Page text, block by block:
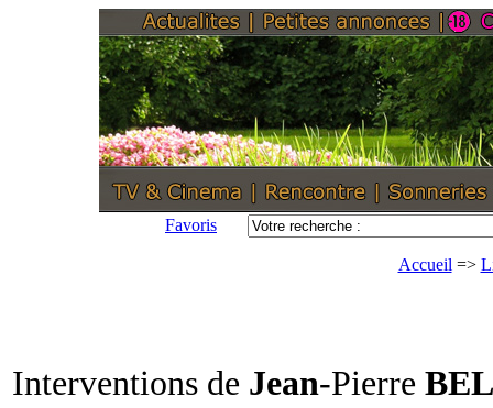
Favoris
Accueil =>
Interventions de Jean-Pierre BEL